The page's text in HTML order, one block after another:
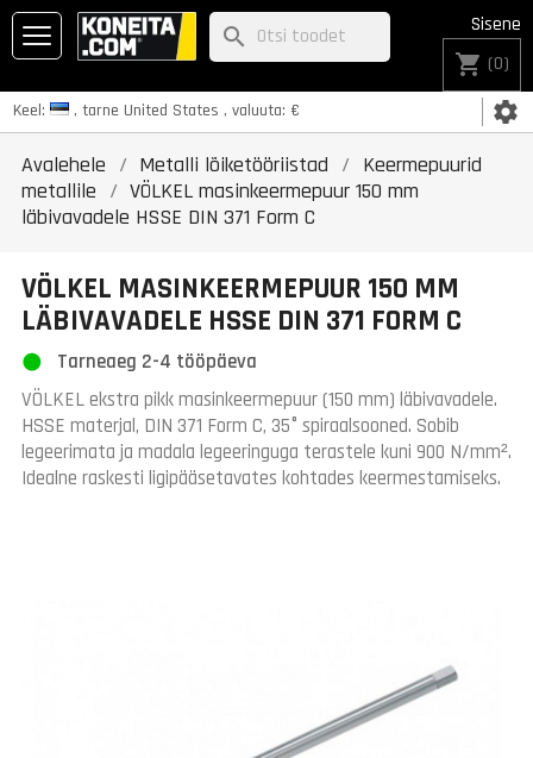
Keel: , tarne United States , valuuta: € settings
Sisene
shopping_cart (0)
search
Avalehele Metalli lõiketööriistad
Keermepuurid
metallile
VÖLKEL masinkeermepuur 150 mm
läbivavadele HSSE DIN 371 Form C
VÖLKEL MASINKEERMEPUUR 150 MM
LÄBIVAVADELE HSSE DIN 371 FORM C
Tarneaeg 2-4 tööpäeva
VÖLKEL ekstra pikk masinkeermepuur (150 mm) läbivavadele.
HSSE materjal, DIN 371 Form C, 35° spiraalsooned. Sobib
legeerimata ja madala legeeringuga terastele kuni 900 N/mm².
Idealne raskesti ligipääsetavates kohtades keermestamiseks.